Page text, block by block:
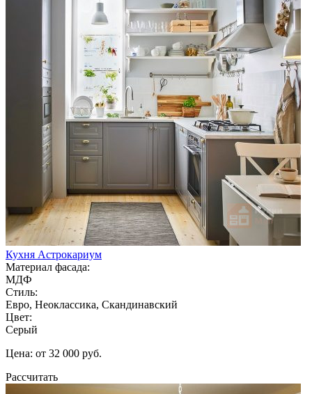
Кухня Астрокариум
Материал фасада:
МДФ
Стиль:
Евро, Неоклассика, Скандинавский
Цвет:
Серый
Цена: от 32 000 руб.
Рассчитать